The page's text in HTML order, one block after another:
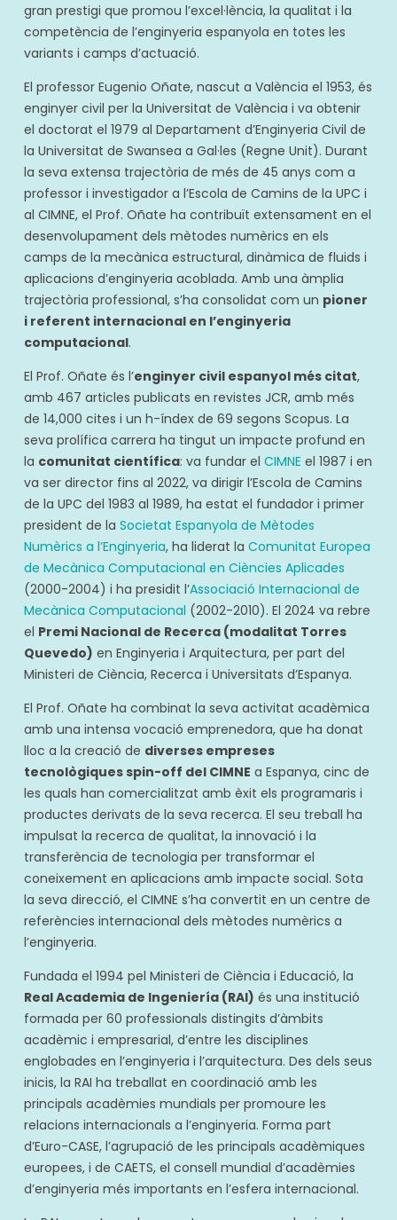
gran prestigi que promou l’excel·lència, la qualitat i la
competència de l’enginyeria espanyola en totes les
variants i camps d’actuació.
El professor Eugenio Oñate, nascut a València el 1953, és
enginyer civil per la Universitat de València i va obtenir
el doctorat el 1979 al Departament d’Enginyeria Civil de
la Universitat de Swansea a Gal·les (Regne Unit). Durant
la seva extensa trajectòria de més de 45 anys com a
professor i investigador a l’Escola de Camins de la UPC i
al CIMNE, el Prof. Oñate ha contribuït extensament en el
desenvolupament dels mètodes numèrics en els
camps de la mecànica estructural, dinàmica de fluids i
aplicacions d’enginyeria acoblada. Amb una àmplia
trajectòria professional, s’ha consolidat com un pioner
i referent internacional en l’enginyeria
computacional.
El Prof. Oñate és l’enginyer civil espanyol més citat,
amb 467 articles publicats en revistes JCR, amb més
de 14,000 cites i un h-índex de 69 segons Scopus. La
seva prolífica carrera ha tingut un impacte profund en
la comunitat científica: va fundar el CIMNE el 1987 i en
va ser director fins al 2022, va dirigir l’Escola de Camins
de la UPC del 1983 al 1989, ha estat el fundador i primer
president de la Societat Espanyola de Mètodes
Numèrics a l’Enginyeria, ha liderat la Comunitat Europea
de Mecànica Computacional en Ciències Aplicades
(2000-2004) i ha presidit l’Associació Internacional de
Mecànica Computacional (2002-2010). El 2024 va rebre
el Premi Nacional de Recerca (modalitat Torres
Quevedo) en Enginyeria i Arquitectura, per part del
Ministeri de Ciència, Recerca i Universitats d’Espanya.
El Prof. Oñate ha combinat la seva activitat acadèmica
amb una intensa vocació emprenedora, que ha donat
lloc a la creació de diverses empreses
tecnològiques spin-off del CIMNE a Espanya, cinc de
les quals han comercialitzat amb èxit els programaris i
productes derivats de la seva recerca. El seu treball ha
impulsat la recerca de qualitat, la innovació i la
transferència de tecnologia per transformar el
coneixement en aplicacions amb impacte social. Sota
la seva direcció, el CIMNE s’ha convertit en un centre de
referències internacional dels mètodes numèrics a
l’enginyeria.
Fundada el 1994 pel Ministeri de Ciència i Educació, la
Real Academia de Ingeniería (RAI) és una institució
formada per 60 professionals distingits d’àmbits
acadèmic i empresarial, d’entre les disciplines
englobades en l’enginyeria i l’arquitectura. Des dels seus
inicis, la RAI ha treballat en coordinació amb les
principals acadèmies mundials per promoure les
relacions internacionals a l’enginyeria. Forma part
d’Euro-CASE, l’agrupació de les principals acadèmiques
europees, i de CAETS, el consell mundial d’acadèmies
d’enginyeria més importants en l’esfera internacional.